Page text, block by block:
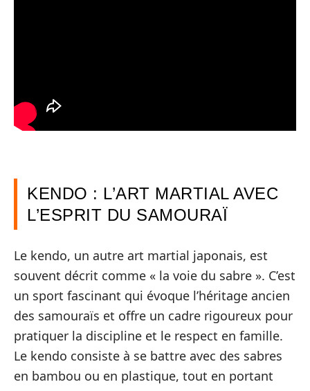
KENDO : L’ART MARTIAL AVEC
L’ESPRIT DU SAMOURAÏ
Le kendo, un autre art martial japonais, est
souvent décrit comme « la voie du sabre ». C’est
un sport fascinant qui évoque l’héritage ancien
des samouraïs et offre un cadre rigoureux pour
pratiquer la discipline et le respect en famille.
Le kendo consiste à se battre avec des sabres
en bambou ou en plastique, tout en portant